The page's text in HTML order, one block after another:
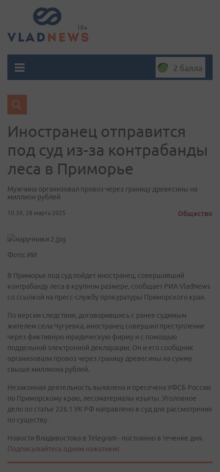
2 балла
Иностранец отправится
под суд из-за контрабанды
леса в Приморье
Мужчина организовал провоз через границу древесины на
миллион рублей
10:39, 28 марта 2025 Общество
Фото: ИИ
В Приморье под суд пойдет иностранец, совершивший
контрабанду леса в крупном размере, сообщает РИА VladNews
со ссылкой на пресс-службу прокуратуры Приморского края.
По версии следствия, договорившись с ранее судимым
жителем села Чугуевка, иностранец совершил преступление
через фиктивную юридическую фирму и с помощью
поддельной электронной декларации. Он и его сообщник
организовали провоз через границу древесины на сумму
свыше миллиона рублей.
Незаконная деятельность выявлена и пресечена УФСБ России
по Приморскому краю, лесоматериалы изъяты. Уголовное
дело по статье 226.1 УК РФ направлено в суд для рассмотрения
по существу.
Новости Владивостока в Telegram - постоянно в течение дня.
Подписывайтесь одним нажатием!